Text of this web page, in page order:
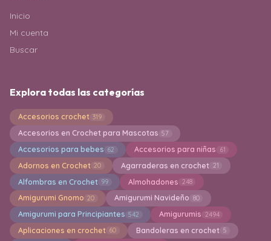
Inicio
Mi cuenta
Buscar
Explora todas las categorías
Accesorios crochet 319
Accesorios en Crochet para Mascotas 57
Accesorios para bebes 62 Accesorios para niñas 61
Adornos en Crochet 20 Agarraderas en crochet 21
Alfombras en Crochet 99 Almohadones 248
Amigurumi Gnomo 20 Amigurumi Navideño 80
Amigurumi para Principiantes 542 Amigurumis 2494
Aplicaciones en crochet 60 Bandoleras en crochet 5